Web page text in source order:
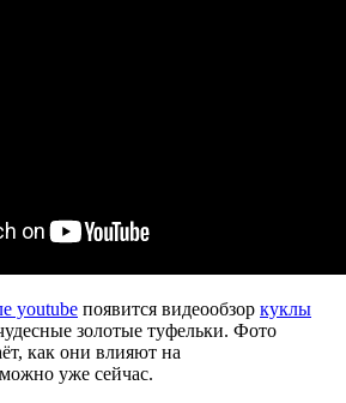
youtube появится видеообзор куклы
золотые туфельки. Фото
как они влияют на
уже сейчас.